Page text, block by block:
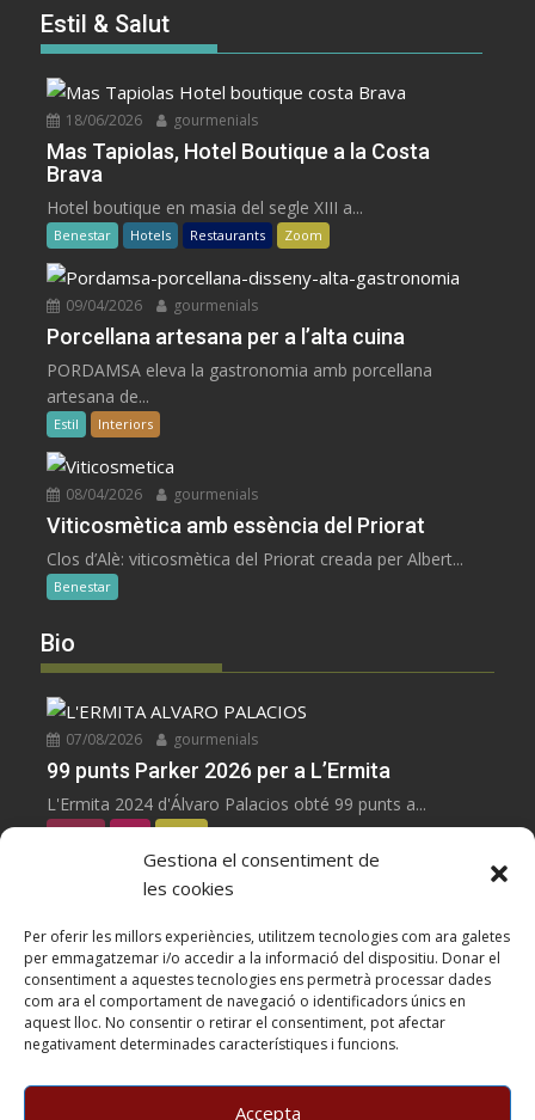
Gestiona el consentiment de
les cookies
Per oferir les millors experiències, utilitzem tecnologies com ara galetes
per emmagatzemar i/o accedir a la informació del dispositiu. Donar el
consentiment a aquestes tecnologies ens permetrà processar dades
com ara el comportament de navegació o identificadors únics en
aquest lloc. No consentir o retirar el consentiment, pot afectar
negativament determinades característiques i funcions.
Accepta
Estil & Salut
18/06/2026 gourmenials
Mas Tapiolas, Hotel Boutique a la Costa
Brava
Hotel boutique en masia del segle XIII a...
Benestar Hotels Restaurants Zoom
09/04/2026 gourmenials
Porcellana artesana per a l’alta cuina
PORDAMSA eleva la gastronomia amb porcellana
artesana de...
Estil Interiors
08/04/2026 gourmenials
Viticosmètica amb essència del Priorat
Clos d’Alè: viticosmètica del Priorat creada per Albert...
Benestar
Bio
07/08/2026 gourmenials
99 punts Parker 2026 per a L’Ermita
L'Ermita 2024 d'Álvaro Palacios obté 99 punts a...
negres Vins Zoom
gourmenials
100 punts Parker 2026 per a Les Manyes
Les Manyes 2021 de Terroir al Límit, Garnatxa...
negres Zoom